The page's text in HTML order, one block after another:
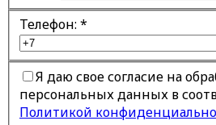
Телефон: *
Я даю свое согласие на
персональных данных в
Политикой